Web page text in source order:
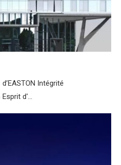
Intégrité
d'...